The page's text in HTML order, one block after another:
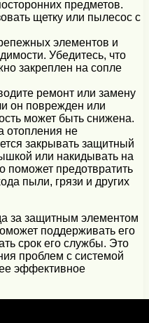
предметов.
щетку или пылесос с
элементов и
Убедитесь, что
закреплен на сопле
ремонт или замену
он поврежден или
может быть снижена.
отопления не
закрывать защитный
или накидывать на
поможет предотвратить
пыли, грязи и других
за защитным элементом
поддерживать его
срок его службы. Это
проблем с системой
эффективное